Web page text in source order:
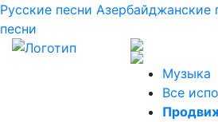
Русские песни Азербайджанские
песни
Музыка
Все